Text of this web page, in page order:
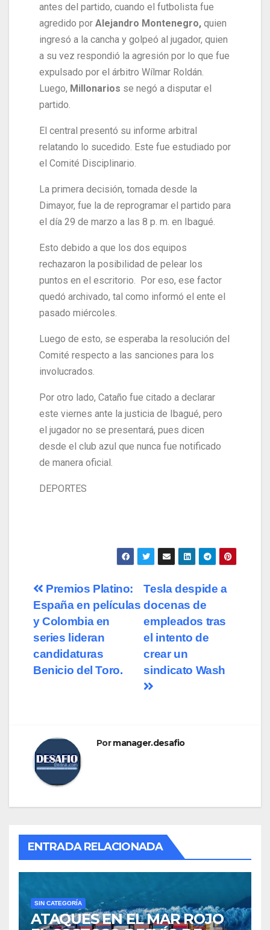
antes del partido, cuando el futbolista fue
agredido por Alejandro Montenegro, quien
ingresó a la cancha y golpeó al jugador, quien
a su vez respondió la agresión por lo que fue
expulsado por el árbitro Wílmar Roldán.
Luego, Millonarios se negó a disputar el
partido.
El central presentó su informe arbitral
relatando lo sucedido. Este fue estudiado por
el Comité Disciplinario.
La primera decisión, tomada desde la
Dimayor, fue la de reprogramar el partido para
el día 29 de marzo a las 8 p. m. en Ibagué.
Esto debido a que los dos equipos
rechazaron la posibilidad de pelear los
puntos en el escritorio. Por eso, ese factor
quedó archivado, tal como informó el ente el
pasado miércoles.
Luego de esto, se esperaba la resolución del
Comité respecto a las sanciones para los
involucrados.
Por otro lado, Cataño fue citado a declarar
este viernes ante la justicia de Ibagué, pero
el jugador no se presentará, pues dicen
desde el club azul que nunca fue notificado
de manera oficial.
DEPORTES
Tesla despide a
docenas de
empleados tras
el intento de
crear un
sindicato Wash
Premios Platino:
España en películas
y Colombia en
series lideran
candidaturas
Benicio del Toro.
Pormanager.desafio
ENTRADA RELACIONADA
SIN CATEGORÍA
ATAQUES EN EL MAR ROJO